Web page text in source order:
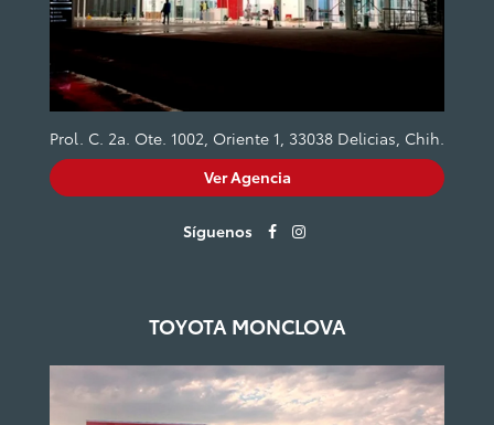
Prol. C. 2a. Ote. 1002, Oriente 1, 33038 Delicias, Chih.
Ver Agencia
Síguenos
TOYOTA MONCLOVA